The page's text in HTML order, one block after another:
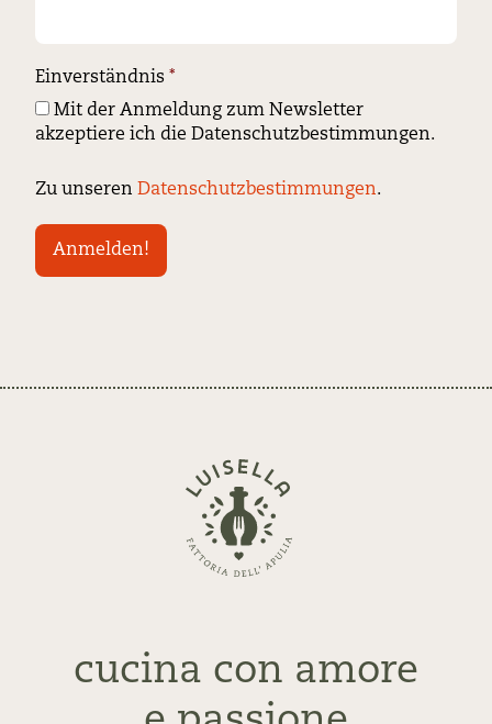
Einverständnis *
Mit der Anmeldung zum Newsletter
akzeptiere ich die Datenschutzbestimmungen.
Zu unseren Datenschutzbestimmungen.
Zurück
zur
Startseite
cucina con amore